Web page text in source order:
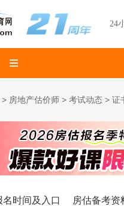
24
> 房地产估价师 > 考试动态 > 证
时间及入口 房估备考资料